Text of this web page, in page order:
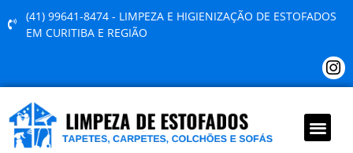
(41) 99641-8474 - LIMPEZA E HIGIENIZAÇÃO DE ESTOFADOS
EM CURITIBA E REGIÃO